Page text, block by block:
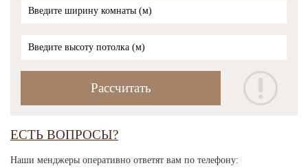
ЕСТЬ ВОПРОСЫ?
Наши менджеры оперативно ответят вам по телефону: